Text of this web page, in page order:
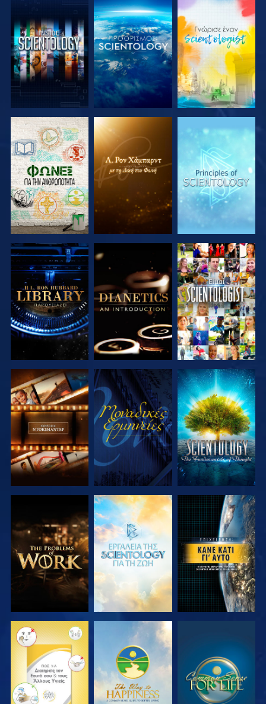
ΕΞΕΡΕΥΝΗΣΤΕ
ΤΗ ΣΕΙΡΑ
ΕΞΕΡΕΥΝΗΣΤΕ
ΤΗ ΣΕΙΡΑ
ΕΞΕΡΕΥΝΗΣΤΕ
ΤΗ ΣΕΙΡΑ
ΕΞΕΡΕΥΝΗΣΤΕ
ΤΗ ΣΕΙΡΑ
ΕΞΕΡΕΥΝΗΣΤΕ
ΤΗ ΣΕΙΡΑ
ΠΑΡΑΚΟΛΟΥΘΗΣΤΕ
ΕΞΕΡΕΥΝΗΣΤΕ
ΤΗ ΣΕΙΡΑ
ΠΑΡΑΚΟΛΟΥΘΗΣΤΕ
ΕΞΕΡΕΥΝΗΣΤΕ
ΤΗ ΣΕΙΡΑ
ΕΞΕΡΕΥΝΗΣΤΕ
ΤΗ ΣΕΙΡΑ
ΕΞΕΡΕΥΝΗΣΤΕ
ΤΗ ΣΕΙΡΑ
ΠΑΡΑΚΟΛΟΥΘΗΣΤΕ
ΠΑΡΑΚΟΛΟΥΘΗΣΤΕ ΠΑΡΑΚΟΛΟΥΘΗΣΤΕ ΠΑΡΑΚΟΛΟΥΘΗΣΤΕ